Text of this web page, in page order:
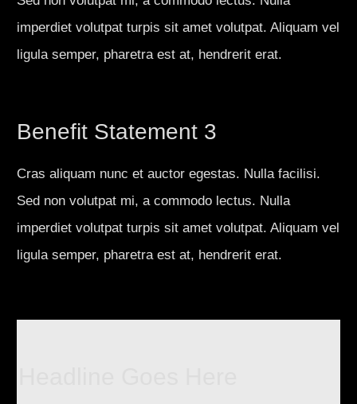
imperdiet volutpat turpis sit amet volutpat. Aliquam vel
ligula semper, pharetra est at, hendrerit erat.
Benefit Statement 3
Cras aliquam nunc et auctor egestas. Nulla facilisi.
Sed non volutpat mi, a commodo lectus. Nulla
imperdiet volutpat turpis sit amet volutpat. Aliquam vel
ligula semper, pharetra est at, hendrerit erat.